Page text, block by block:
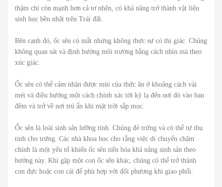
thậm chí còn mạnh hơn cả tơ nhện, có khả năng trở thành vật liệu
sinh học bền nhất trên Trái đất.
Bên cạnh đó, ốc sên có mắt nhưng không thực sự có thị giác. Chúng
không quan sát và định hướng môi trường bằng cách nhìn mà theo
xúc giác.
Ốc sên có thể cảm nhận được mùi của thức ăn ở khoảng cách vài
mét và điều hướng một cách chính xác tới kỳ lạ đến nơi đó vào ban
đêm và trở về nơi trú ẩn khi mặt trời sắp mọc.
Ốc sên là loài sinh sản lưỡng tính. Chúng đẻ trứng và có thể tự thụ
tinh cho trứng. Các nhà khoa học cho rằng việc di chuyển chậm
chính là một yếu tố khiến ốc sên tiến hóa khả năng sinh sản theo
hướng này. Khi gặp một con ốc sên khác, chúng có thể trở thành
con đực hoặc con cái để phù hợp với đối phương khi giao phối.